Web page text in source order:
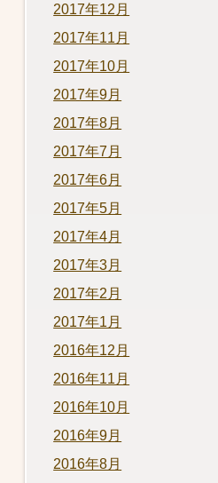
2017年12月
2017年11月
2017年10月
2017年9月
2017年8月
2017年7月
2017年6月
2017年5月
2017年4月
2017年3月
2017年2月
2017年1月
2016年12月
2016年11月
2016年10月
2016年9月
2016年8月